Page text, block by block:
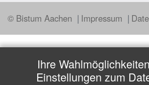
© Bistum Aachen Impressum
Ihre
Einstellungen zum